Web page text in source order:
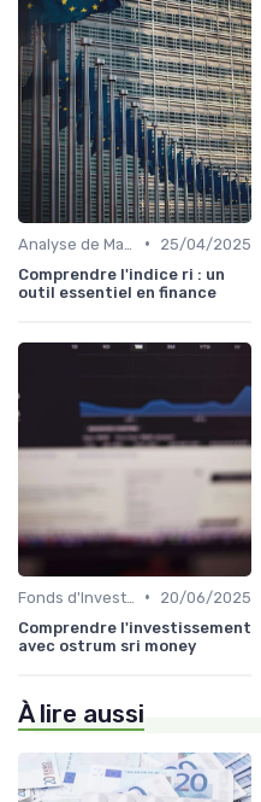
•
25/04/2025
Comprendre l'indice ri : un
outil essentiel en finance
•
20/06/2025
Comprendre l'investissement
avec ostrum sri money
À lire aussi